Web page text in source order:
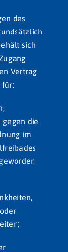
des
sich
Vertrag
für:
gegen die
im